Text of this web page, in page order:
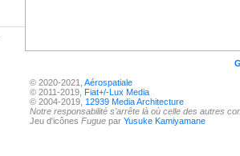
© 2020-2021, Aérospatiale
© 2011-2019, Fiat+/-Lux Media
© 2004-2019, 12939 Media Architecture
Notre responsabilité s'arrête là où celle des autres
Jeu d'icônes Fugue par Yusuke Kamiyamane